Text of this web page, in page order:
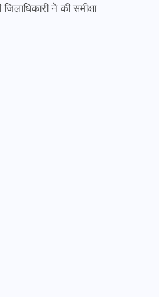
जिलाधिकारी ने की समीक्षा